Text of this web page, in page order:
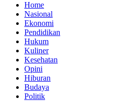
Home
Nasional
Ekonomi
Pendidikan
Hukum
Kuliner
Kesehatan
Opini
Hiburan
Budaya
Politik